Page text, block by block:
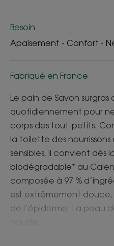
Besoin
Apaisement - Confort -
Fabriqué en France
Le pain de Savon surgras
quotidiennement pour
corps des tout-petits.
la toilette des
sensibles, il convient dès
biodégradable* au
composée à 97 %
est extrêmement douce,
de l’épiderme. La peau